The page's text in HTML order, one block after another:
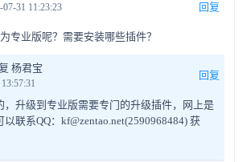
07-31 11:23:23 回复
专业版呢？需要安装哪些插件？
杨君宝
回复
，升级到专业版需要专门的升级插件，网上是
联系QQ：kf@zentao.net(2590968484) 获